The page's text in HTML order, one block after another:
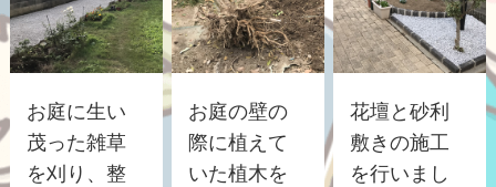
お庭に生い
茂った雑草
を刈り、整
お庭の壁の
際に植えて
いた植木を
花壇と砂利
敷きの施工
を行いまし